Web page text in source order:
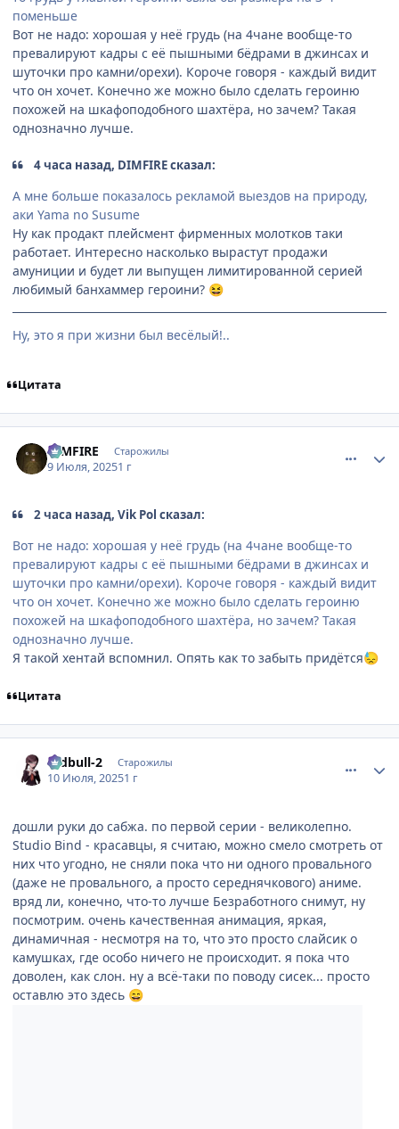
поменьше
Вот не надо: хорошая у неё грудь (на 4чане вообще-то
превалируют кадры с её пышными бёдрами в джинсах и
шуточки про камни/орехи). Короче говоря - каждый видит
что он хочет. Конечно же можно было сделать героиню
похожей на шкафоподобного шахтёра, но зачем? Такая
однозначно лучше.
4 часа назад, DIMFIRE сказал:
А мне больше показалось рекламой выездов на природу,
аки Yama no Susume
Ну как продакт плейсмент фирменных молотков таки
работает. Интересно насколько вырастут продажи
амуниции и будет ли выпущен лимитированной серией
любимый банхаммер героини? 😆
Ну, это я при жизни был весёлый!..
Цитата
DIMFIRE Старожилы
9 Июля, 20251 г
2 часа назад, Vik Pol сказал:
Вот не надо: хорошая у неё грудь (на 4чане вообще-то
превалируют кадры с её пышными бёдрами в джинсах и
шуточки про камни/орехи). Короче говоря - каждый видит
что он хочет. Конечно же можно было сделать героиню
похожей на шкафоподобного шахтёра, но зачем? Такая
однозначно лучше.
Я такой хентай вспомнил. Опять как то забыть придётся😓
Цитата
redbull-2 Старожилы
10 Июля, 20251 г
дошли руки до сабжа. по первой серии - великолепно.
Studio Bind - красавцы, я считаю, можно смело смотреть от
них что угодно, не сняли пока что ни одного провального
(даже не провального, а просто середнячкового) аниме.
вряд ли, конечно, что-то лучше Безработного снимут, ну
посмотрим. очень качественная анимация, яркая,
динамичная - несмотря на то, что это просто слайсик о
камушках, где особо ничего не происходит. я пока что
доволен, как слон. ну а всё-таки по поводу сисек... просто
оставлю это здесь 😄